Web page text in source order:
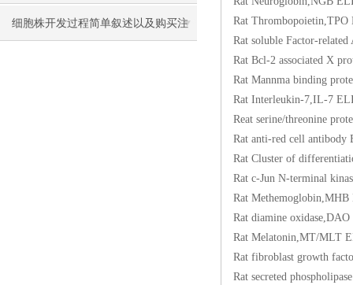
细胞株开发过程简单叙述以及购买注
Rat
Rat soluble Factor-
Rat Bcl-2 associated X
Rat Mannma binding
Rat Interleukin-7,IL-7
Reat serine/threonine
Rat anti-red cell
Rat Cluster of
Rat c-Jun N-terminal
Rat
Rat diamine
Rat Melatonin,MT/MLT
Rat fibroblast growth
Rat secreted